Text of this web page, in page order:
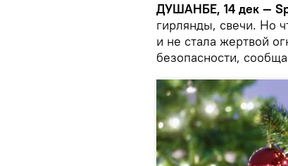
ДУШАНБЕ, 14 дек —
гирлянды, свечи. Но
и не стала жертвой
безопасности,